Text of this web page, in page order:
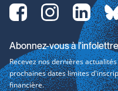
Facebook-
svg
Instagram-
svg
svg
Abonnez-vous à l'infolettre
Recevez nos dernières
prochaines dates limites
financière.